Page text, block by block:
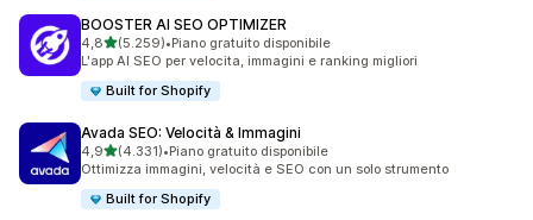
BOOSTER AI SEO OPTIMIZER
4,8stelle su 5
(5.259)
5259 recensioni totali
•Piano gratuito disponibile
L'app AI SEO per velocita, immagini e ranking migliori
Built for Shopify
Avada SEO: Velocità & Immagini
4,9stelle su 5
(4.331)
4331 recensioni totali
•Piano gratuito disponibile
Ottimizza immagini, velocità e SEO con un solo strumento
Built for Shopify